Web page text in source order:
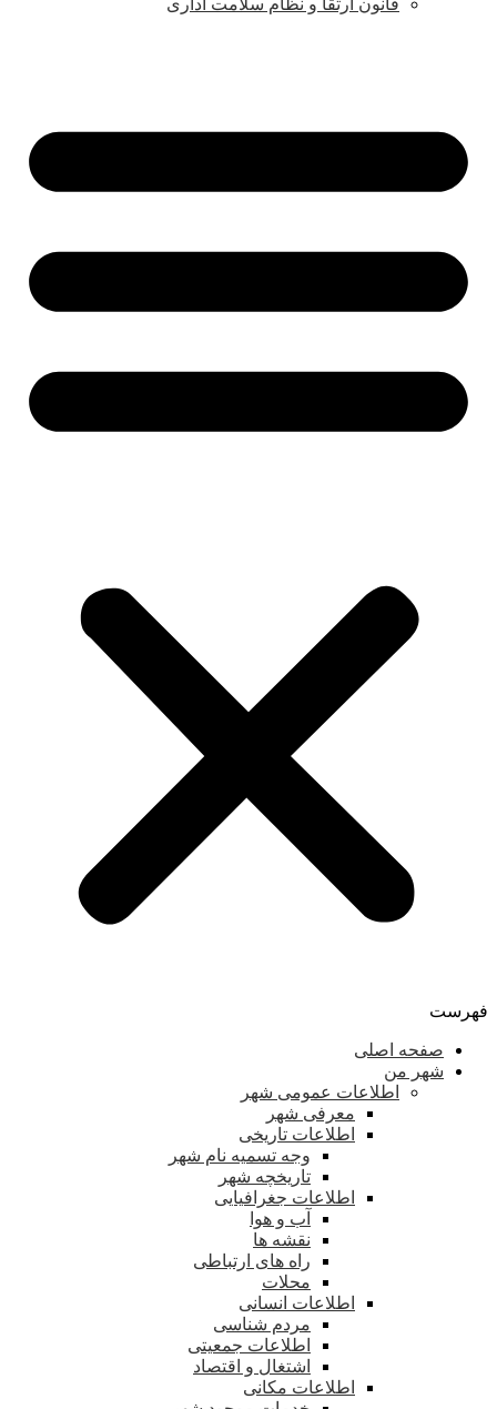
قانون ارتقا و نظام سلامت اداری
فهرست
صفحه اصلی
شهر من
اطلاعات عمومی شهر
معرفی شهر
اطلاعات تاریخی
وجه تسمیه نام شهر
تاریخچه شهر
اطلاعات جغرافیایی
آب و هوا
نقشه ها
راه های ارتباطی
محلات
اطلاعات انسانی
مردم شناسی
اطلاعات جمعیتی
اشتغال و اقتصاد
اطلاعات مکانی